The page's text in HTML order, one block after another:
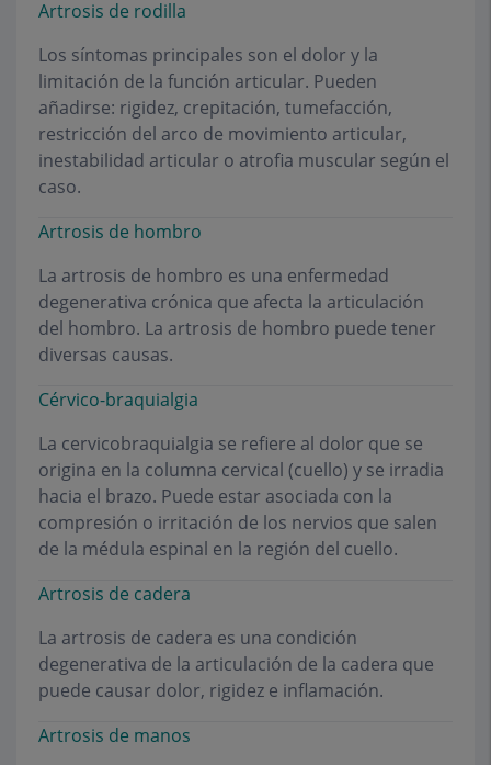
Artrosis de rodilla
Los síntomas principales son el dolor y la
limitación de la función articular. Pueden
añadirse: rigidez, crepitación, tumefacción,
restricción del arco de movimiento articular,
inestabilidad articular o atrofia muscular según el
caso.
Artrosis de hombro
La artrosis de hombro es una enfermedad
degenerativa crónica que afecta la articulación
del hombro. La artrosis de hombro puede tener
diversas causas.
Cérvico-braquialgia
La cervicobraquialgia se refiere al dolor que se
origina en la columna cervical (cuello) y se irradia
hacia el brazo. Puede estar asociada con la
compresión o irritación de los nervios que salen
de la médula espinal en la región del cuello.
Artrosis de cadera
La artrosis de cadera es una condición
degenerativa de la articulación de la cadera que
puede causar dolor, rigidez e inflamación.
Artrosis de manos